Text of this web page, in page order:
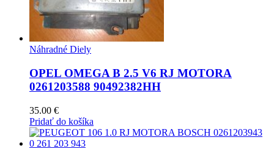
Náhradné Diely
OPEL OMEGA B 2.5 V6 RJ MOTORA
0261203588 90492382HH
35.00 €
Pridať do košíka